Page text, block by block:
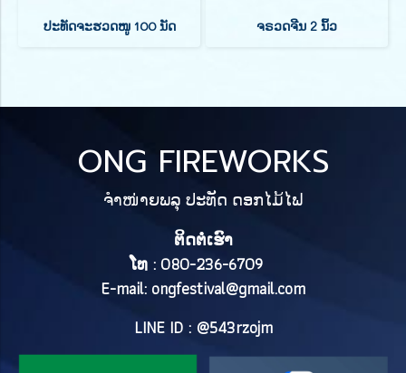
ປະທັດຈະຮວດໜູ 100 ນັດ ຈຣວດຈີນ 2 ນິ້ວ
ONG FIREWORKS
ຈຳໜ່າຍພລຸ ປະທັດ ດອກໄມ້ໄຟ
ຕິດຕໍ່ເຮົາ
ໂທ : 080-236-6709
E-mail: ongfestival@gmail.com
LINE ID : @543rzojm